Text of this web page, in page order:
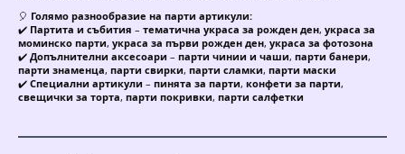
🎈 Голямо разнообразие на парти артикули:
✔️ Партита и събития – тематична украса за рожден ден, украса за
моминско парти, украса за първи рожден ден, украса за фотозона
✔️ Допълнителни аксесоари – парти чинии и чаши, парти банери,
парти знаменца, парти свирки, парти сламки, парти маски
✔️ Специални артикули – пинята за парти, конфети за парти,
свещички за торта, парти покривки, парти салфетки